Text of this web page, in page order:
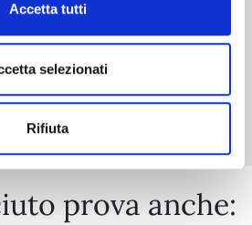
Accetta tutti
selezionati
Rifiuta
Mostra tutto
prova anche: